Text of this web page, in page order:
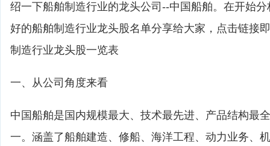
绍一下船舶制造行业的龙头公司--中国船舶。在开始
好的船舶制造行业龙头股名单分享给大家，点击链接
制造行业龙头股一览表
一、从公司角度来看
中国船舶是国内规模最大、技术最先进、产品结构最
一。涵盖了船舶建造、修船、海洋工程、动力业务、